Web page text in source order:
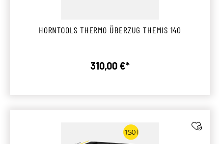
HORNTOOLS THERMO ÜBERZUG THEMIS 140
Regulärer Preis:
310,00 €*